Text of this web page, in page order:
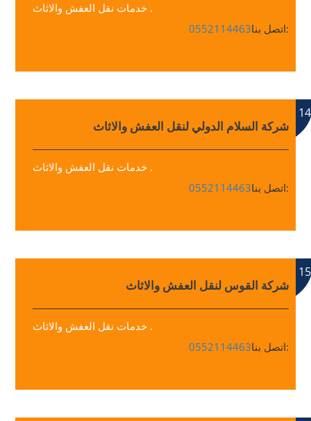
خدمات نقل العفش والاثاث .
0552114463
اتصل بنا:
14
شركة السلام الدولي لنقل العفش والاثاث
خدمات نقل العفش والاثاث .
0552114463
اتصل بنا:
15
شركة القوس لنقل العفش والاثاث
خدمات نقل العفش والاثاث .
0552114463
اتصل بنا: